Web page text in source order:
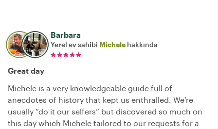
Barbara
Yerel ev sahibi Michele hakkında
Great day
Michele is a very knowledgeable guide full of
anecdotes of history that kept us enthralled. We’re
usually “do it our selfers” but discovered so much on
this day which Michele tailored to our requests for a